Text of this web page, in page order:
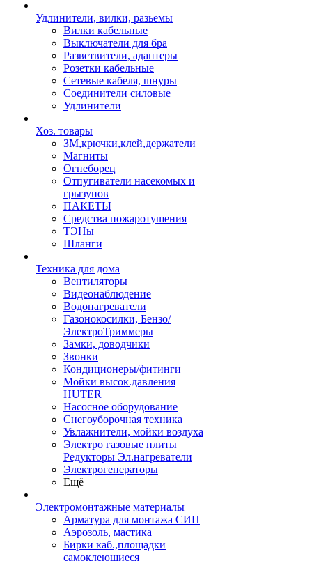
Удлинители, вилки, разьемы
Вилки кабельные
Выключатели для бра
Разветвители, адаптеры
Розетки кабельные
Сетевые кабеля, шнуры
Соединители силовые
Удлинители
Хоз. товары
ЗМ,крючки,клей,держатели
Магниты
Огнеборец
Отпугиватели насекомых и
грызунов
ПАКЕТЫ
Средства пожаротушения
ТЭНы
Шланги
Техника для дома
Вентиляторы
Видеонаблюдение
Водонагреватели
Газонокосилки, Бензо/
ЭлектроТриммеры
Замки, доводчики
Звонки
Кондиционеры/фитинги
Мойки высок.давления
HUTER
Насосное оборудование
Снегоуборочная техника
Увлажнители, мойки воздуха
Электро газовые плиты
Редукторы Эл.нагреватели
Электрогенераторы
Ещё
Электромонтажные материалы
Арматура для монтажа СИП
Аэрозоль, мастика
Бирки каб.,площадки
самоклеющиеся